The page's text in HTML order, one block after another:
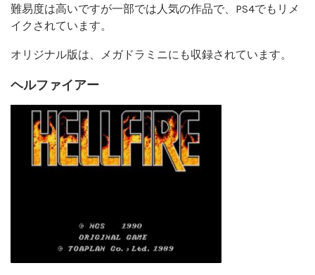
難易度は高いですが一部では人気の作品で、PS4でもリメ
イクされています。
オリジナル版は、メガドラミニにも収録されています。
ヘルファイアー